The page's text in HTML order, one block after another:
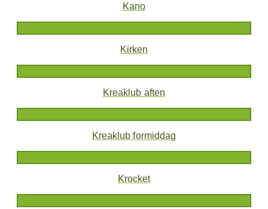
Kano
Kirken
Kreaklub aften
Kreaklub formiddag
Krocket